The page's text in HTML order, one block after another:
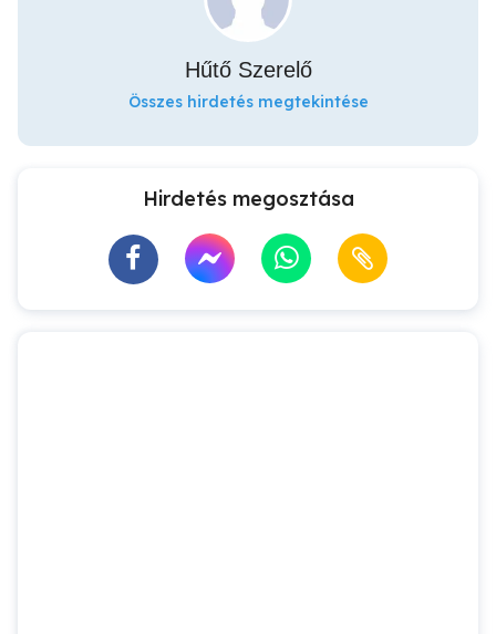
Hűtő Szerelő
Összes hirdetés megtekintése
Hirdetés megosztása